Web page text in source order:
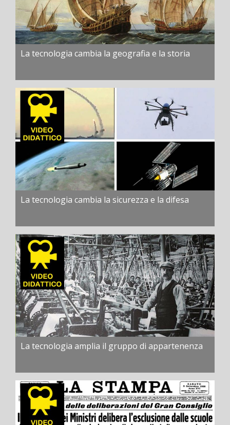
La tecnologia cambia la geografia e la storia
La tecnologia cambia la sicurezza e la difesa
La tecnologia amplia il gruppo di appartenenza